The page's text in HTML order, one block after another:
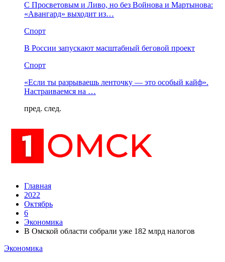
С Просветовым и Ливо, но без Войнова и Мартынова:
«Авангард» выходит из…
Спорт
В России запускают масштабный беговой проект
Спорт
«Если ты разрываешь ленточку — это особый кайф».
Настраиваемся на …
пред. след.
Главная
2022
Октябрь
6
Экономика
В Омской области собрали уже 182 млрд налогов
Экономика